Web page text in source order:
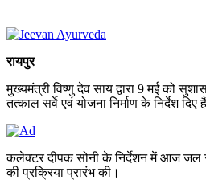
रायपुर
मुख्यमंत्री विष्णु देव साय द्वारा 9 मई को
तत्काल सर्वे एवं योजना निर्माण के निर्देश दिए
कलेक्टर दीपक सोनी के निर्देशन में आज जल
की प्रक्रिया प्रारंभ की।